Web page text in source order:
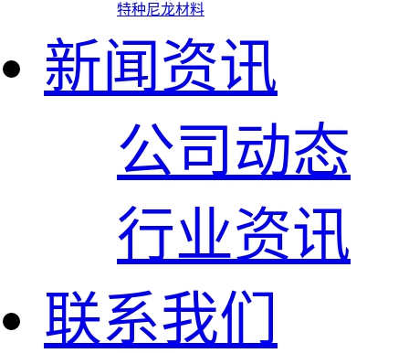
特种尼龙材料
新闻资讯
公司动态
行业资讯
联系我们